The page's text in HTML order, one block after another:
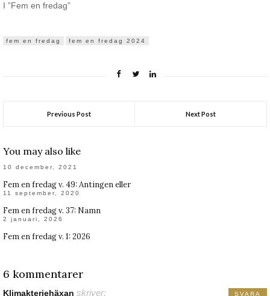
I ”Fem en fredag”
fem en fredag fem en fredag 2024
Previous Post Next Post
You may also like
10 december, 2021
Fem en fredag v. 49: Antingen eller
11 september, 2020
Fem en fredag v. 37: Namn
2 januari, 2026
Fem en fredag v. 1: 2026
6 kommentarer
Klimakteriehäxan skriver: SVARA